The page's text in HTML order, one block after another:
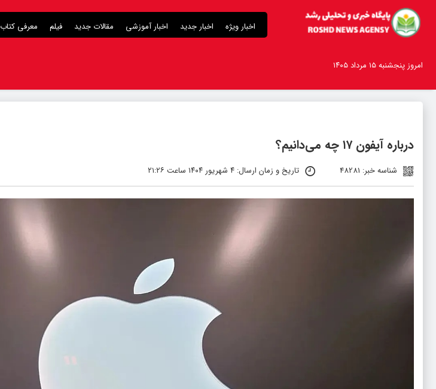
اخبار ویژه اخبار جدید اخبار آموزشی مقالات جدید فیلم معرفی کتاب
امروز پنجشنبه ۱۵ مرداد ۱۴۰۵
درباره آیفون ۱۷ چه می‌دانیم؟
شناسه خبر: 48281 تاریخ و زمان ارسال: ۴ شهریور ۱۴۰۴ ساعت ۲۱:۲۶